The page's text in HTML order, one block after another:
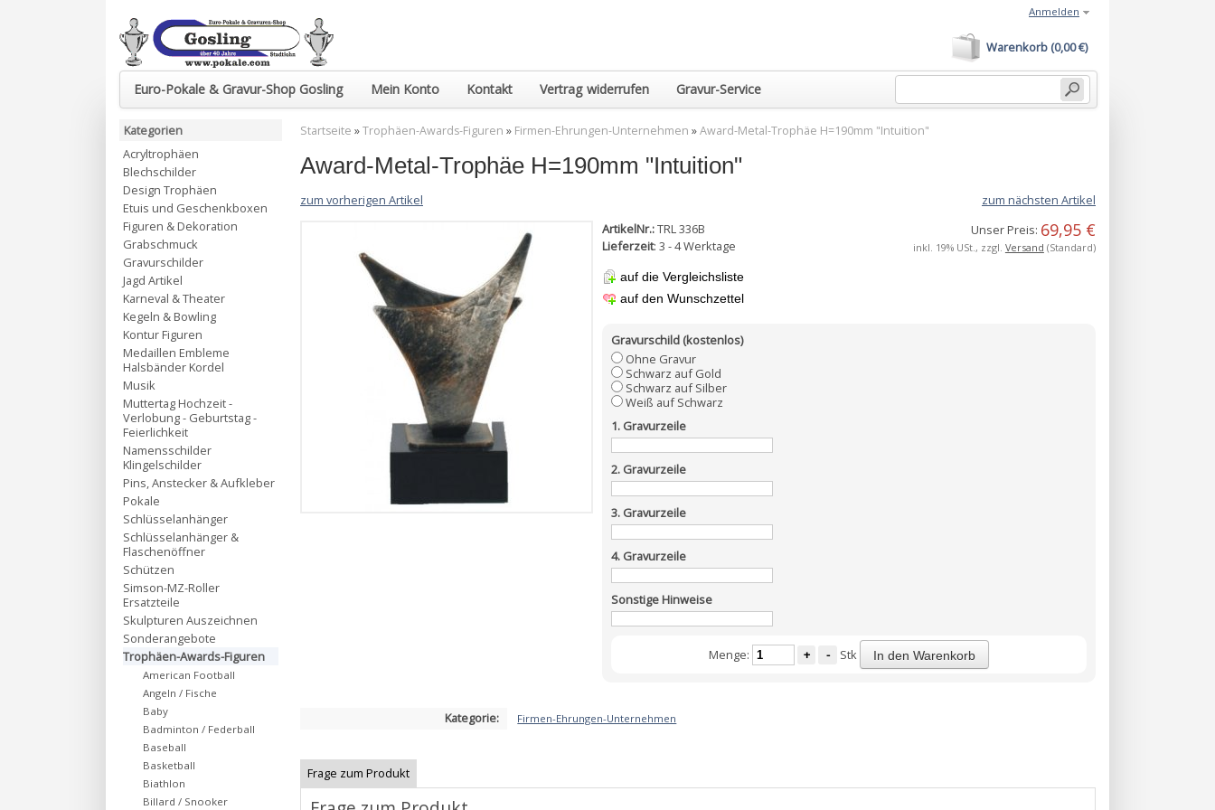
Euro-Pokale & Gravur-Shop Gosling Mein Konto Kontakt Vertrag widerrufen Gravur-Service
Warenkorb (0,00 €)
Anmelden
Startseite »Trophäen-Awards-Figuren » Firmen-Ehrungen-Unternehmen »Award-Metal-Trophäe H=190mm "Intuition"
Award-Metal-Trophäe H=190mm "Intuition"
zum vorherigen Artikel
zum nächsten Artikel
ArtikelNr.:TRL 336B
Lieferzeit: 3 - 4 Werktage
auf die Vergleichsliste
auf den Wunschzettel
Unser Preis: 69,95 €
inkl. 19% USt., zzgl. Versand (Standard)
Gravurschild (kostenlos)
Ohne Gravur
Schwarz auf Gold
Schwarz auf Silber
Weiß auf Schwarz
1. Gravurzeile
2. Gravurzeile
3. Gravurzeile
4. Gravurzeile
Sonstige Hinweise
Menge: + - Stk In den Warenkorb
Kategorie: Firmen-Ehrungen-Unternehmen
Frage zum Produkt
Kategorien
Acryltrophäen
Blechschilder
Design Trophäen
Etuis und Geschenkboxen
Figuren & Dekoration
Grabschmuck
Gravurschilder
Jagd Artikel
Karneval & Theater
Kegeln & Bowling
Kontur Figuren
Medaillen Embleme
Halsbänder Kordel
Musik
Muttertag Hochzeit -
Verlobung - Geburtstag -
Feierlichkeit
Namensschilder
Klingelschilder
Pins, Anstecker & Aufkleber
Pokale
Schlüsselanhänger
Schlüsselanhänger &
Flaschenöffner
Schützen
Simson-MZ-Roller
Ersatzteile
Skulpturen Auszeichnen
Sonderangebote
Trophäen-Awards-Figuren
American Football
Angeln / Fische
Baby
Badminton / Federball
Baseball
Basketball
Biathlon
Billard / Snooker